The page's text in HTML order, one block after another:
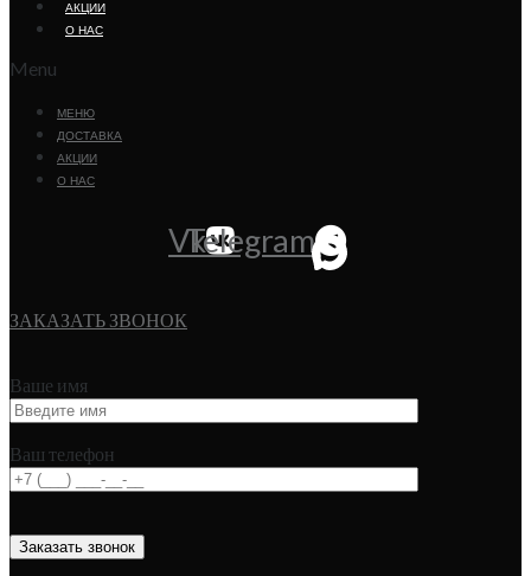
АКЦИИ
О НАС
Menu
МЕНЮ
ДОСТАВКА
АКЦИИ
О НАС
VkTelegram
ЗАКАЗАТЬ ЗВОНОК
Ваше имя
Ваш телефон